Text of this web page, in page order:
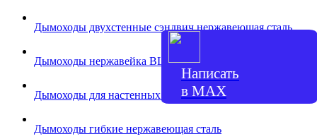
Дымоходы двухстенные сэндвич нержавеющая сталь
Дымоходы нержавейка BLACK
Дымоходы для настенных котлов
Дымоходы гибкие нержавеющая сталь
Написать
в МАХ